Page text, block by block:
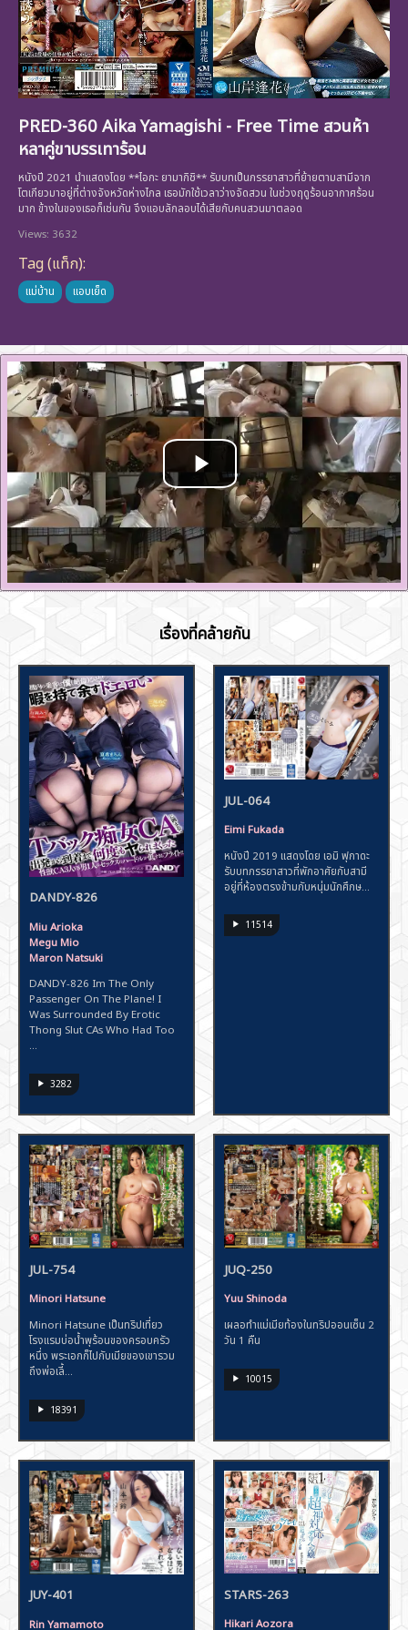
PRED-360 Aika Yamagishi - Free Time สวนห้า
หลาคู่ขาบรรเทาร้อน
หนังปี 2021 นำแสดงโดย **ไอกะ ยามากิชิ** รับบทเป็นภรรยาสาวที่ย้ายตามสามีจาก
โตเกียวมาอยู่ที่ต่างจังหวัดห่างไกล เธอมักใช้เวลาว่างจัดสวน ในช่วงฤดูร้อนอากาศร้อน
มาก ข้างในของเธอก็เช่นกัน จึงแอบลักลอบได้เสียกับคนสวนมาตลอด
Views: 3632
Tag (แท็ก):
แม่บ้าน แอบเย็ด
เรื่องที่คล้ายกัน
DANDY-826
Miu Arioka
Megu Mio
Maron Natsuki
DANDY-826 Im The Only
Passenger On The Plane! I
Was Surrounded By Erotic
Thong Slut CAs Who Had Too
3282
JUL-064
Eimi Fukada
หนังปี 2019 แสดงโดย เอมิ ฟุกาดะ
รับบทภรรยาสาวที่พักอาศัยกับสามี
อยู่ที่ห้องตรงข้ามกับหนุ่มนักศึกษ...
11514
JUL-754
Minori Hatsune
Minori Hatsune เป็นทริปเที่ยว
โรงแรมบ่อน้ำพุร้อนของครอบครัว
หนึ่ง พระเอกก็ไปกับเมียของเขารวม
ถึงพ่อเลี้...
18391
JUQ-250
Yuu Shinoda
เผลอทำแม่เมียท้องในทริปออนเซ็น 2
วัน 1 คืน
10015
JUY-401
Rin Yamamoto
STARS-263
Hikari Aozora